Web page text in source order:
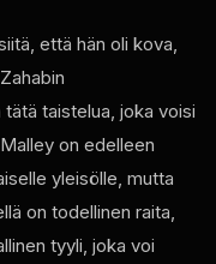
että hän oli kova,
taistelua, joka voisi
on edelleen
yleisölle, mutta
on todellinen raita,
tyyli, joka voi